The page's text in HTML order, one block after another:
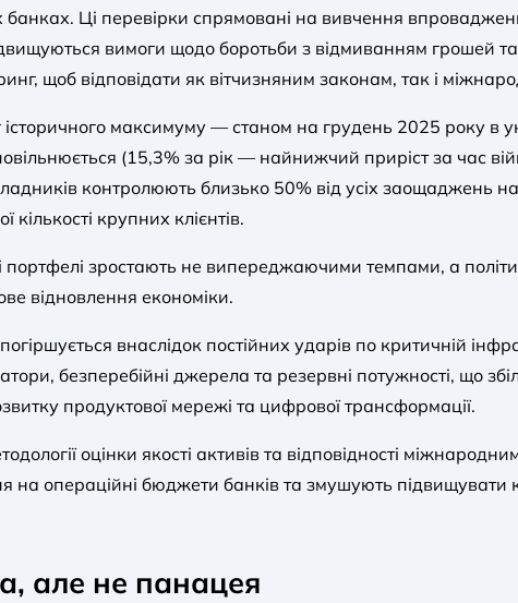
банках. Ці перевірки спрямовані на вивчення
вимоги щодо боротьби з відмиванням грошей
щоб відповідати як вітчизняним законам, так і
історичного максимуму — станом на грудень 2025 року в
(15,3% за рік — найнижчий приріст за час
контролюють близько 50% від усіх заощаджень
крупних клієнтів.
портфелі зростають не випереджаючими темпами, а
відновлення економіки.
внаслідок постійних ударів по критичній
безперебійні джерела та резервні потужності, що
продуктової мережі та цифрової трансформації.
оцінки якості активів та відповідності
операційні бюджети банків та змушують підвищувати
але не панацея